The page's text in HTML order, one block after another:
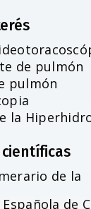
de pulmón
pulmón
la
de la
Española de